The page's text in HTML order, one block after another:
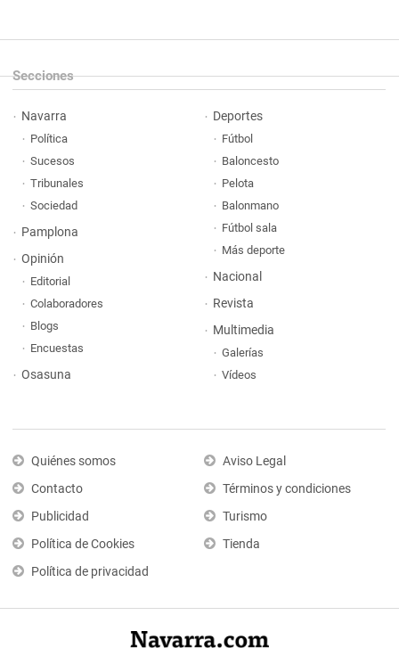
Secciones
Navarra
Política
Sucesos
Tribunales
Sociedad
Pamplona
Opinión
Editorial
Colaboradores
Blogs
Encuestas
Osasuna
Deportes
Fútbol
Baloncesto
Pelota
Balonmano
Fútbol sala
Más deporte
Nacional
Revista
Multimedia
Galerías
Vídeos
Quiénes somos
Contacto
Publicidad
Política de Cookies
Política de privacidad
Aviso Legal
Términos y condiciones
Turismo
Tienda